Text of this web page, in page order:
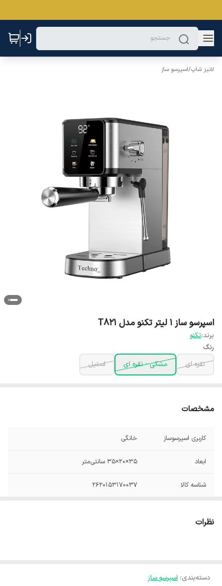
لانیز شاپ/اسپرسو ساز
اسپرسو ساز 1 لیتر تکنو مدل T821
برند:تکنو
رنگ
نقره ای
مشکی - نقره ای استیل
مشخصات
کاربری اسپرسوساز خانگی
ابعاد 35×20×35 سانتی‌متر
شناسه کالا 2620153170037
نظرات
دسته‌بندی: اسپرسو ساز